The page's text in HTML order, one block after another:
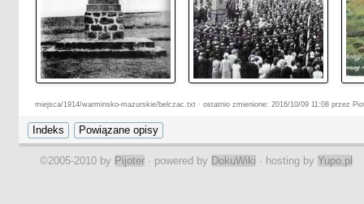
miejsca/1914/warminsko-mazurskie/belczac.txt · ostatnio zmienione: 2016/10/09 11:08 przez
©2005-2010 by Pijoter · powered by DokuWiki · hosting by Yupo.pl